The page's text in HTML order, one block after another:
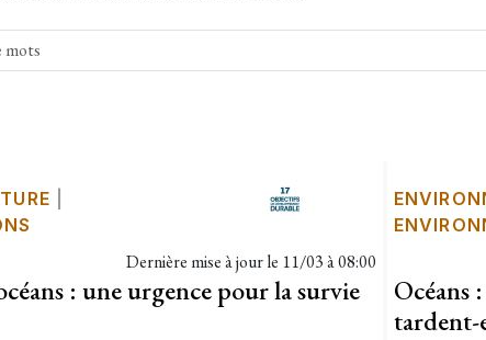
Dernière mise à jour le 11/03 à 08:00
: une urgence pour la survie
Océans
tardent-